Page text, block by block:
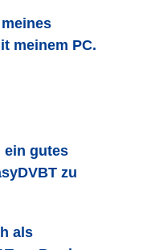
meinem PC.
ein gutes
zu
als